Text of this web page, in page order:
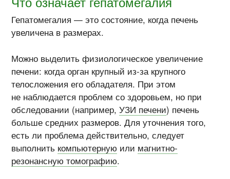
Гепатомегалия — это состояние, когда печень
увеличена в размерах.
Можно выделить физиологическое увеличение
печени: когда орган крупный из-за крупного
телосложения его обладателя. При этом
не наблюдается проблем со здоровьем, но при
обследовании (например,УЗИ печени) печень
больше средних размеров. Для уточнения того,
есть ли проблема действительно, следует
выполнить компьютерную или магнитно-
резонансную томографию.